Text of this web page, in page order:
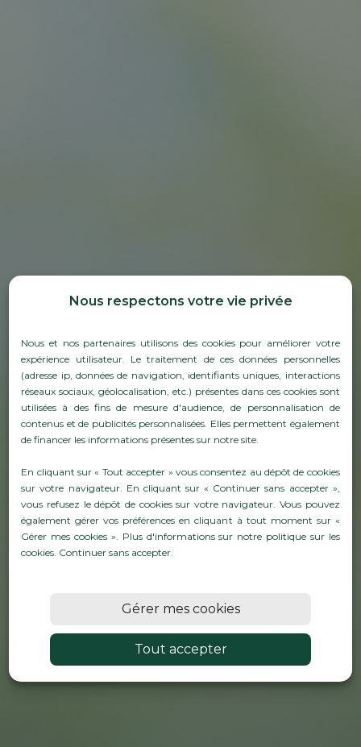
LA CIRE POUR LE TIRAGE :
UN SCEAU DE QUALITÉ
POUR VOS BOUTEILLES
DE VIN ET CHAMPAGNE
Nous respectons votre vie privée
Nous et nos partenaires utilisons des cookies pour améliorer votre
expérience utilisateur. Le traitement de ces données personnelles
(adresse ip, données de navigation, identifiants uniques, interactions
réseaux sociaux, géolocalisation, etc.) présentes dans ces cookies sont
utilisées à des fins de mesure d'audience, de personnalisation de
contenus et de publicités personnalisées. Elles permettent également
de financer les informations présentes sur notre site.
En cliquant sur « Tout accepter » vous consentez au dépôt de cookies
sur votre navigateur. En cliquant sur « Continuer sans accepter »,
vous refusez le dépôt de cookies sur votre navigateur. Vous pouvez
également gérer vos préférences en cliquant à tout moment sur «
Gérer mes cookies ». Plus d'informations sur notre politique sur les
cookies. Continuer sans accepter.
Gérer mes cookies
Tout accepter